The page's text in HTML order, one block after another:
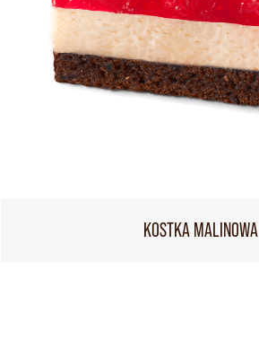
KOSTKA MALINOWA